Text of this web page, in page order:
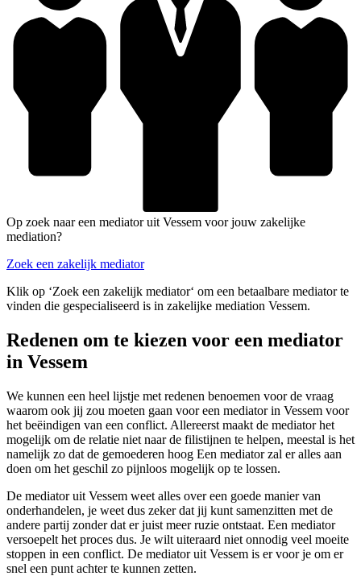
Op zoek naar een mediator uit Vessem voor jouw zakelijke
mediation?
Zoek een zakelijk mediator
Klik op ‘Zoek een zakelijk mediator‘ om een betaalbare mediator te
vinden die gespecialiseerd is in zakelijke mediation Vessem.
Redenen om te kiezen voor een mediator
in Vessem
We kunnen een heel lijstje met redenen benoemen voor de vraag
waarom ook jij zou moeten gaan voor een mediator in Vessem voor
het beëindigen van een conflict. Allereerst maakt de mediator het
mogelijk om de relatie niet naar de filistijnen te helpen, meestal is het
namelijk zo dat de gemoederen hoog Een mediator zal er alles aan
doen om het geschil zo pijnloos mogelijk op te lossen.
De mediator uit Vessem weet alles over een goede manier van
onderhandelen, je weet dus zeker dat jij kunt samenzitten met de
andere partij zonder dat er juist meer ruzie ontstaat. Een mediator
versoepelt het proces dus. Je wilt uiteraard niet onnodig veel moeite
stoppen in een conflict. De mediator uit Vessem is er voor je om er
snel een punt achter te kunnen zetten.